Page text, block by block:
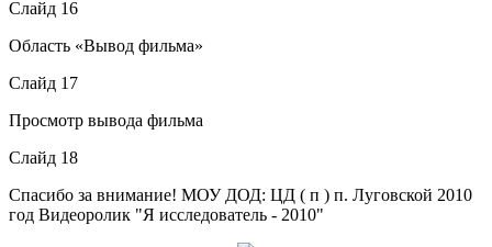
Слайд 16
Область «Вывод фильма»
Слайд 17
Просмотр вывода фильма
Слайд 18
Спасибо за внимание! МОУ ДОД: ЦД ( п ) п. Луговской 2010
год Видеоролик "Я исследователь - 2010"